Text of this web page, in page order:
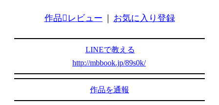
作品レビュー お気に入り登録
LINEで教える
http://mbbook.jp/89s0k/
作品を通報